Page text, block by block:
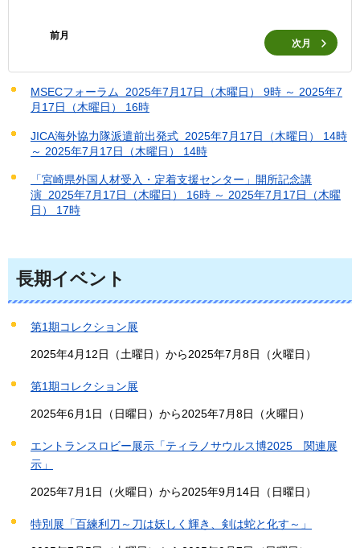
前月
次月
MSECフォーラム 2025年7月17日（木曜日） 9時 ～ 2025年7
月17日（木曜日） 16時
JICA海外協力隊派遣前出発式 2025年7月17日（木曜日） 14時
～ 2025年7月17日（木曜日） 14時
「宮崎県外国人材受入・定着支援センター」開所記念講
演 2025年7月17日（木曜日） 16時 ～ 2025年7月17日（木曜
日） 17時
長期イベント
第1期コレクション展
2025年4月12日（土曜日）から2025年7月8日（火曜日）
第1期コレクション展
2025年6月1日（日曜日）から2025年7月8日（火曜日）
エントランスロビー展示「ティラノサウルス博2025 関連展
示」
2025年7月1日（火曜日）から2025年9月14日（日曜日）
特別展「百練利刀～刀は妖しく輝き、剣は蛇と化す～」